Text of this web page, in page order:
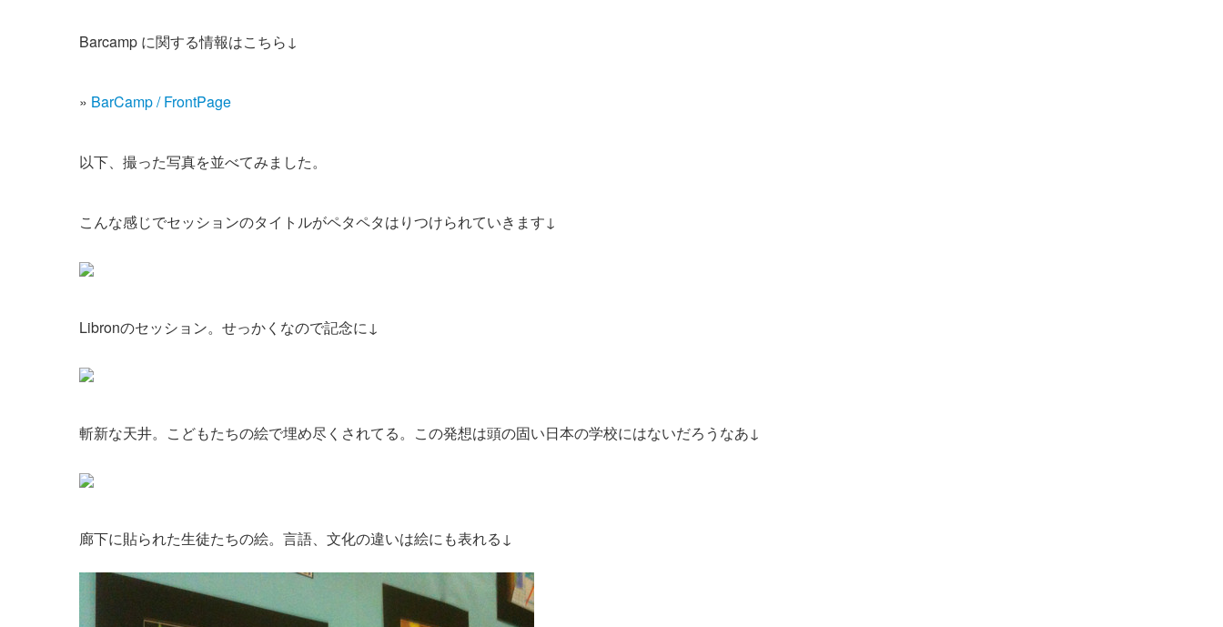
Barcamp に関する情報はこちら↓
» BarCamp / FrontPage
以下、撮った写真を並べてみました。
こんな感じでセッションのタイトルがペタペタはりつけられていきます↓
Libronのセッション。せっかくなので記念に↓
斬新な天井。こどもたちの絵で埋め尽くされてる。この発想は頭の固い日本の学校にはないだろうなあ↓
廊下に貼られた生徒たちの絵。言語、文化の違いは絵にも表れる↓